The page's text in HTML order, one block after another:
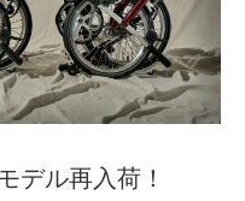
デル再入荷！